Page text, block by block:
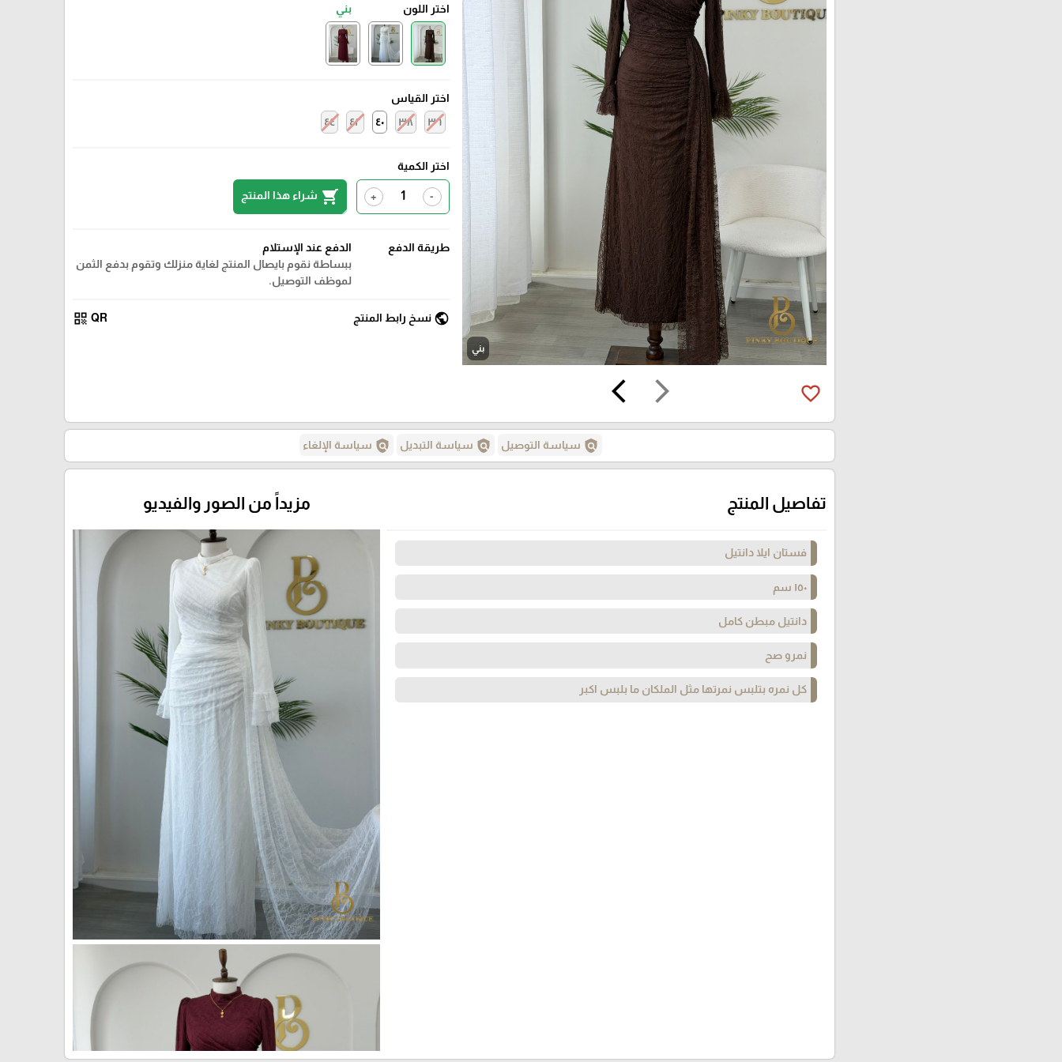
بني
arrow_forward_ios
arrow_back_ios favorite_border
اختر اللون بني
اختر القياس
٣٦
٣٨ ٤٠ ٤٢ ٤٤
اختر الكمية
-
+
shopping_cart شراء هذا المنتج
طريقة الدفع
الدفع عند الإستلام
ببساطة نقوم بايصال المنتج لغاية منزلك وتقوم بدفع الثمن
لموظف التوصيل.
public نسخ رابط المنتج QR
qr_code
policy سياسة التوصيل policy سياسة التبديل policy سياسة الإلغاء
تفاصيل المنتج
فستان ايلا دانتيل
١٥٠ سم
دانتيل مبطن كامل
نمرو صح
كل نمره بتلبس نمرتها مثل الملكان ما بلبس اكبر
مزيداً من الصور والفيديو